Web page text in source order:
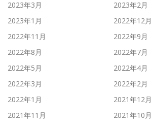
2023年3月
2023年2月
2023年1月
2022年12月
2022年11月
2022年9月
2022年8月
2022年7月
2022年5月
2022年4月
2022年3月
2022年2月
2022年1月
2021年12月
2021年11月
2021年10月